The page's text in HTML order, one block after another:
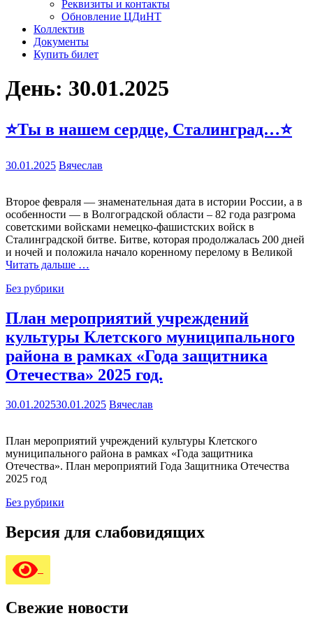
Реквизиты и контакты
Обновление ЦДиНТ
Коллектив
Документы
Купить билет
День: 30.01.2025
⭐Ты в нашем сердце, Сталинград…⭐
30.01.2025 Вячеслав
Второе февраля — знаменательная дата в истории России, а в
особенности — в Волгоградской области – 82 года разгрома
советскими войсками немецко-фашистских войск в
Сталинградской битве. Битве, которая продолжалась 200 дней
и ночей и положила начало коренному перелому в Великой
Читать дальше …
Без рубрики
План мероприятий учреждений
культуры Клетского муниципального
района в рамках «Года защитника
Отечества» 2025 год.
30.01.202530.01.2025 Вячеслав
План мероприятий учреждений культуры Клетского
муниципального района в рамках «Года защитника
Отечества». План мероприятий Года Защитника Отечества
2025 год
Без рубрики
Версия для слабовидящих
Свежие новости